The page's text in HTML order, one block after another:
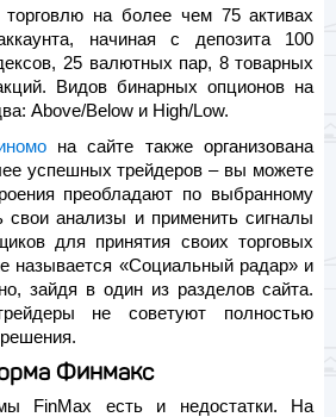
торговлю на более чем 75 активах
начиная с депозита 100
25 валютных пар, 8 товарных
Видов бинарных опционов на
Above/Below и High/Low.
на сайте также организована
успешных трейдеров – вы можете
преобладают по выбранному
свои анализы и применить сигналы
для принятия своих торговых
называется «Социальный радар» и
зайдя в один из разделов сайта.
не советуют полностью
Финмакс
FinMax есть и недостатки. На